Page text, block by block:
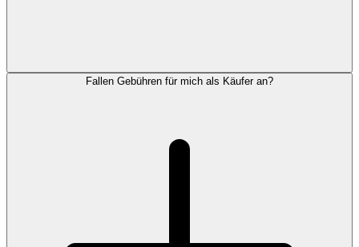
Fallen Gebühren für mich als Käufer an?